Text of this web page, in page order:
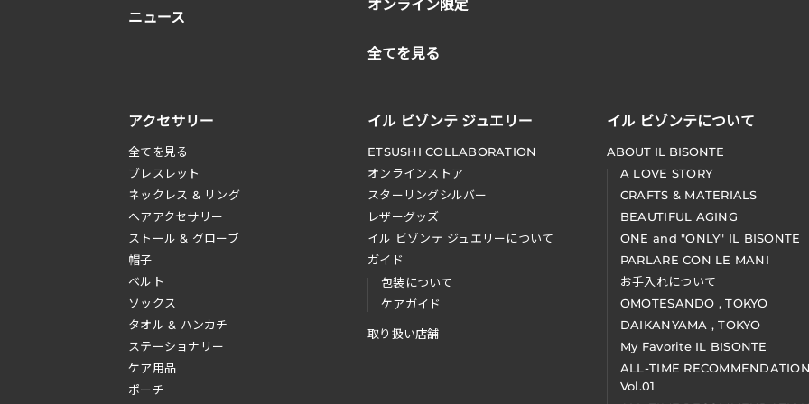
ニュース
全てを見る
アクセサリー
全てを見る
ブレスレット
ネックレス & リング
へアアクセサリー
ストール & グローブ
帽子
ベルト
ソックス
タオル & ハンカチ
ステーショナリー
ケア用品
ポーチ
イル ビゾンテ ジュエリー
ETSUSHI COLLABORATION
オンラインストア
スターリングシルバー
レザーグッズ
イル ビゾンテ ジュエリーについて
ガイド
包装について
ケアガイド
取り扱い店舗
イル ビゾンテについて
ABOUT IL BISONTE
A LOVE STORY
CRAFTS & MATERIALS
BEAUTIFUL AGING
ONE and "ONLY" IL BISONTE
PARLARE CON LE MANI
お手入れについて
OMOTESANDO , TOKYO
DAIKANYAMA , TOKYO
My Favorite IL BISONTE
ALL-TIME
Vol.01